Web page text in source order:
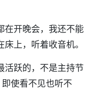
在开晚会，我还不能
上，听着收音机。
活跃的，不是主持节
使看不见也听不